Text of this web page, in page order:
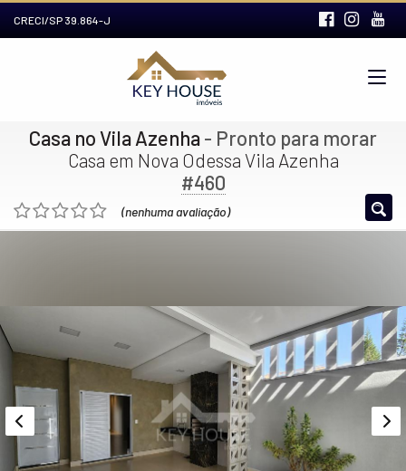
CRECI/SP 39.864-J
Casa no Vila Azenha- Pronto para morar
Casa em Nova Odessa Vila Azenha
#460
(nenhuma avaliação)